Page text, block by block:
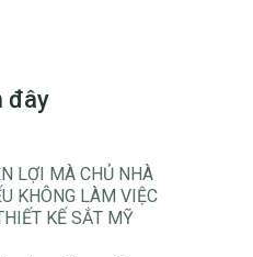
đây
LỢI MÀ CHỦ NHÀ
KHÔNG LÀM VIỆC
KẾ SẮT MỸ